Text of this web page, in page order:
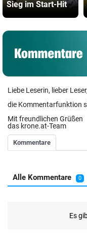
Sieg im Start-Hit
Liebe Leserin, lieber Leser,
die Kommentarfunktion
Mit freundlichen Grüßen
das krone.at-Team